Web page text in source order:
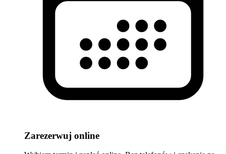
Zarezerwuj online